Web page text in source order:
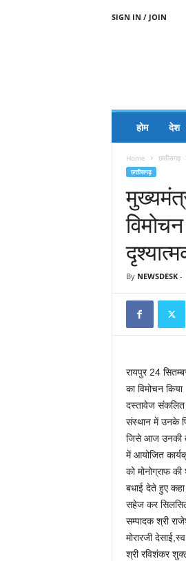
SIGN IN / JOIN
होम देश
Home छत्तीसगढ़
छत्तीसगढ़
By NEWSDESK-
रायपुर 24
का विमोचन
दस्तावेज संकलित
संस्थान में उनके
जिसे आज उनकी
में आयोजित
को मोनोग्राफ
बधाई देते हुए
सहेज कर
सम्पादक श्री
मोरारजी
श्री रविशंकर